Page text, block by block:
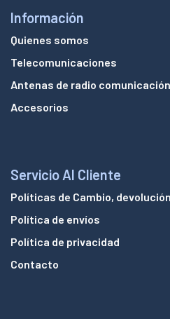
Información
Quienes somos
Telecomunicaciones
Antenas de radio comunicación
Accesorios
Servicio Al Cliente
Políticas de Cambio,
Política de envíos
Política de privacidad
Contacto